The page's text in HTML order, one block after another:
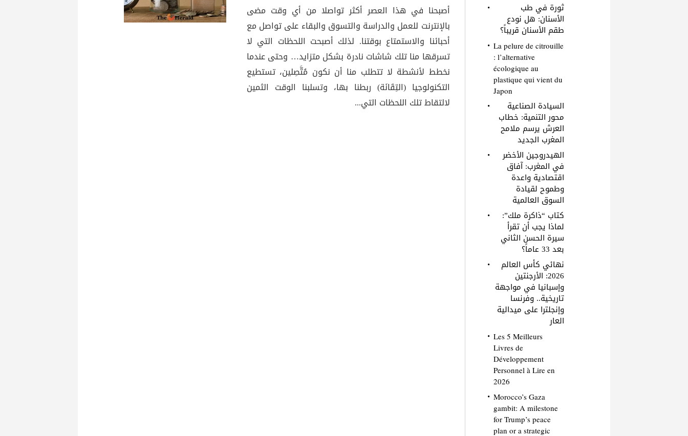
أصبحنا في هذا العصر أكثر تواصلا من أي وقت مضى
بالإنترنت للعمل والدراسة والتسوق والبقاء على تواصل مع
أحبائنا والاستمتاع بوقتنا. لذلك أصبحت اللحظات التي لا
تسرقها منا تلك شاشات نادرة بشكل متزايد… وحتى عندما
نخطط لأنشطة لا تتطلب منا أن نكون مُتَّصِلين، تستطيع
التكنولوجيا (التِقَانَة) ربطنا بها، وتسلبنا الوقت الثمين
لالتقاط تلك اللحظات التي...
ثورة في طب
الأسنان: هل نودع
طقم الأسنان قريباً؟
La pelure de citrouille
: l’alternative
écologique au
plastique qui vient du
Japon
السيادة الصناعية
محور التنمية: خطاب
العرش يرسم ملامح
المغرب الجديد
الهيدروجين الأخضر
في المغرب: آفاق
اقتصادية واعدة
وطموح لقيادة
السوق العالمية
كتاب “ذاكرة ملك”:
لماذا يجب أن تقرأ
سيرة الحسن الثاني
بعد 33 عاماً؟
نهائي كأس العالم
2026: الأرجنتين
وإسبانيا في مواجهة
تاريخية.. وفرنسا
وإنجلترا على ميدالية
العار
Les 5 Meilleurs
Livres de
Développement
Personnel à Lire en
2026
Morocco’s Gaza
gambit: A milestone
for Trump’s peace
plan or a strategic